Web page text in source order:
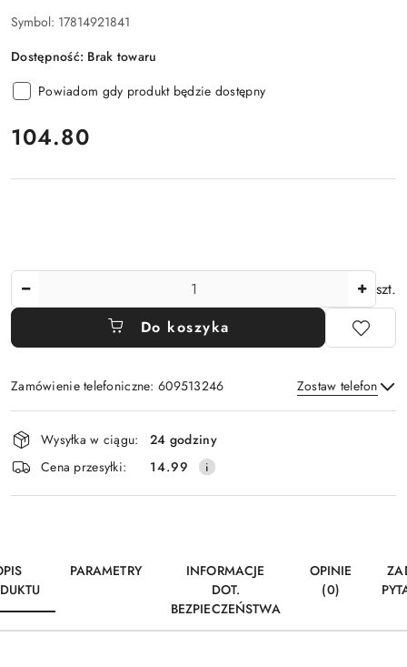
Symbol: 17814921841
Dostępność: Brak towaru
Powiadom gdy produkt będzie dostępny
cena:
104.80
szt.
Do koszyka
Zamówienie telefoniczne: 609513246 Zostaw telefon
Wyślij
Dostępność
i
dostawa
Wysyłka w ciągu:
24 godziny
Cena przesyłki:
14.99
PARAMETRY
INFORMACJE
DOT.
BEZPIECZEŃSTWA
OPINIE
(0)